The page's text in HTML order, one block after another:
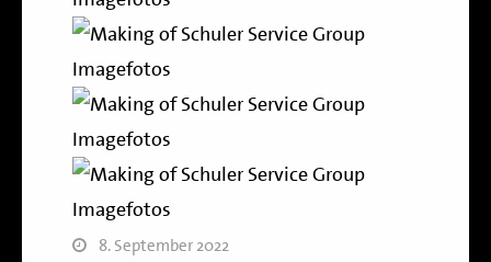
8. September 2022